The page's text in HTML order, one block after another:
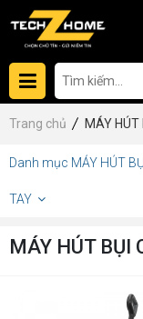
Trang chủ MÁY HÚT
Danh mục MÁY HÚT
TAY
MÁY HÚT BỤI